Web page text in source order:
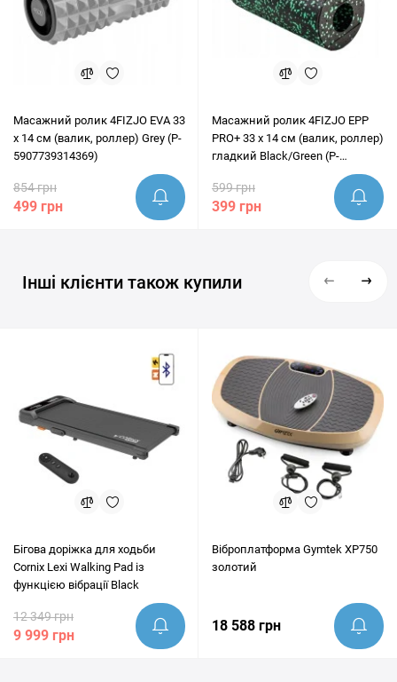
Масажний ролик 4FIZJO EVA 33
x 14 см (валик, роллер) Grey (P-
5907739314369)
854 грн
499 грн
Масажний ролик 4FIZJO EPP
PRO+ 33 x 14 см (валик, роллер)
гладкий Black/Green (P-
599 грн
399 грн
Інші клієнти також купили
Бігова доріжка для ходьби
Cornix Lexi Walking Pad із
функцією вібрації Black
12 349 грн
9 999 грн
Віброплатформа Gymtek XP750
золотий
18 588 грн